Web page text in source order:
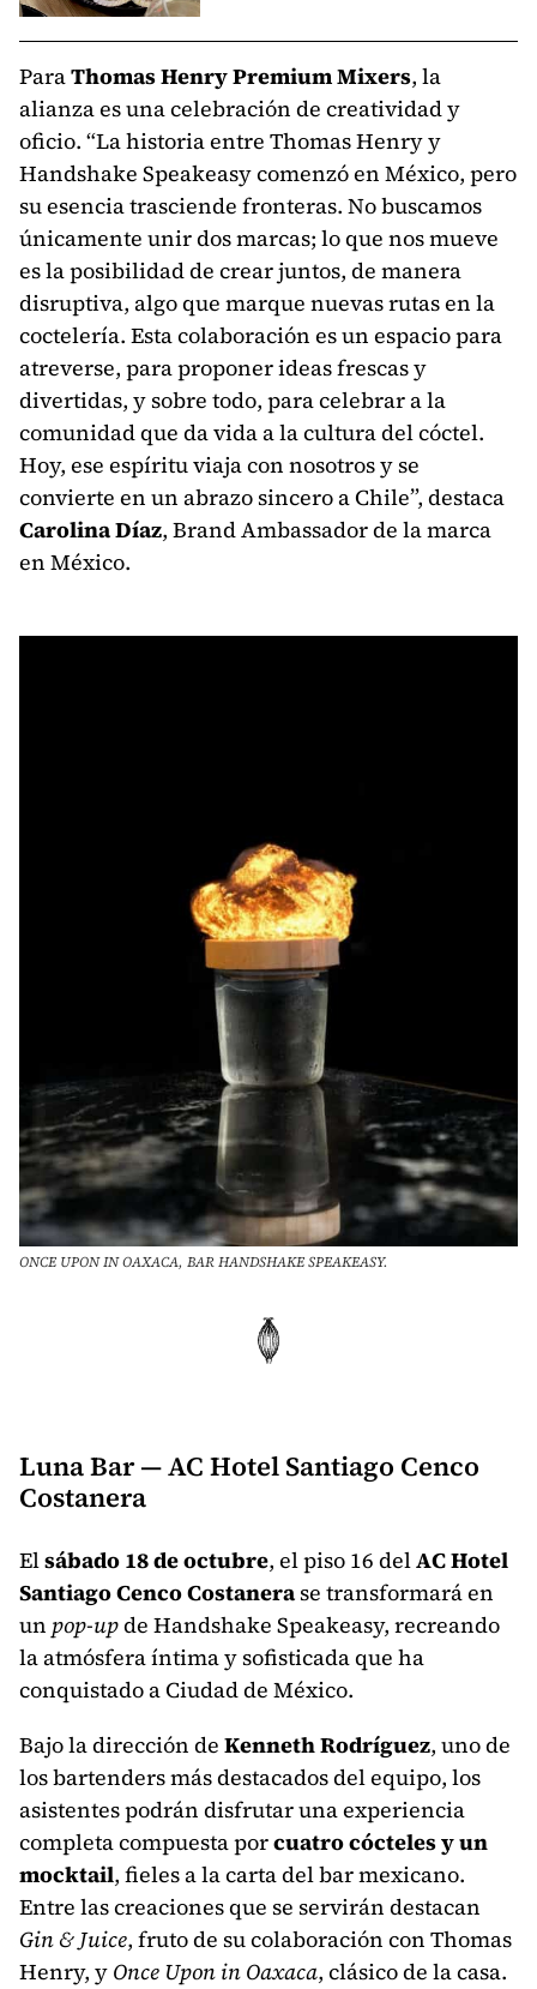
ParaThomas Henry Premium Mixers, la
alianza es una celebración de creatividad y
oficio. “La historia entre Thomas Henry y
Handshake Speakeasy comenzó en México, pero
su esencia trasciende fronteras. No buscamos
únicamente unir dos marcas; lo que nos mueve
es la posibilidad de crear juntos, de manera
disruptiva, algo que marque nuevas rutas en la
coctelería. Esta colaboración es un espacio para
atreverse, para proponer ideas frescas y
divertidas, y sobre todo, para celebrar a la
comunidad que da vida a la cultura del cóctel.
Hoy, ese espíritu viaja con nosotros y se
convierte en un abrazo sincero a Chile”, destaca
Carolina Díaz, Brand Ambassador de la marca
en México.
ONCE UPON IN OAXACA, BAR HANDSHAKE SPEAKEASY.
Luna Bar — AC Hotel Santiago Cenco
Costanera
Elsábado 18 de octubre, el piso 16 delAC Hotel
Santiago Cenco Costanerase transformará en
un pop-upde Handshake Speakeasy, recreando
la atmósfera íntima y sofisticada que ha
conquistado a Ciudad de México.
Bajo la dirección de Kenneth Rodríguez, uno de
los bartenders más destacados del equipo, los
asistentes podrán disfrutar una experiencia
completa compuesta porcuatro cócteles y un
mocktail, fieles a la carta del bar mexicano.
Entre las creaciones que se servirán destacan
Gin & Juice, fruto de su colaboración con Thomas
Henry, y Once Upon in Oaxaca, clásico de la casa.